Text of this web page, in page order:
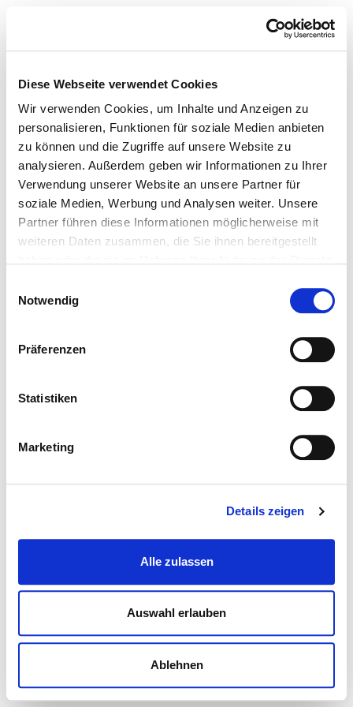
Diese Webseite verwendet Cookies
Wir verwenden Cookies, um Inhalte und Anzeigen zu
personalisieren, Funktionen für soziale Medien anbieten
zu können und die Zugriffe auf unsere Website zu
analysieren. Außerdem geben wir Informationen zu Ihrer
Verwendung unserer Website an unsere Partner für
soziale Medien, Werbung und Analysen weiter. Unsere
Partner führen diese Informationen möglicherweise mit
weiteren Daten zusammen, die Sie ihnen bereitgestellt
Notwendig
Präferenzen
Statistiken
Marketing
Details zeigen
Alle zulassen
Auswahl erlauben
Ablehnen